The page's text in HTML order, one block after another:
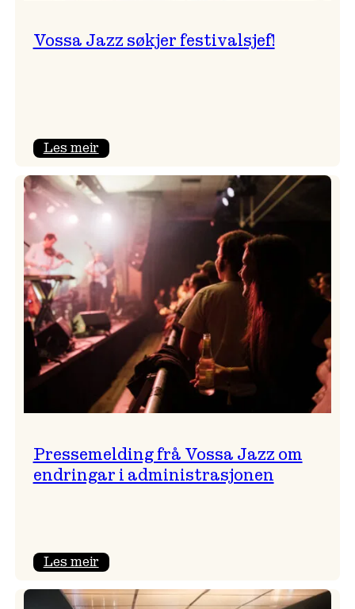
Vossa Jazz søkjer festivalsjef!
Les meir:
Jazz
søkjer
Pressemelding frå Vossa Jazz om
endringar i administrasjonen
Les meir:
frå